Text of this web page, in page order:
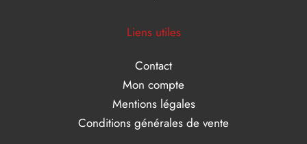
Liens utiles
Contact
Mon compte
Mentions légales
Conditions générales de vente